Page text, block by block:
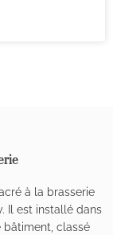
à la brasserie
Il est installé dans
bâtiment, classé